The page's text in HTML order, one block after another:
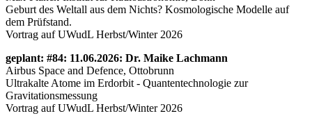
Geburt des Weltall aus dem Nichts? Kosmologische Modelle auf
dem Prüfstand.
Vortrag auf UWudL Herbst/Winter 2026
geplant: #84: 11.06.2026: Dr. Maike Lachmann
Airbus Space and Defence, Ottobrunn
Ultrakalte Atome im Erdorbit - Quantentechnologie zur
Gravitationsmessung
Vortrag auf UWudL Herbst/Winter 2026